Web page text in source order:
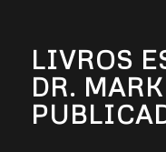
LIVROS
DR.